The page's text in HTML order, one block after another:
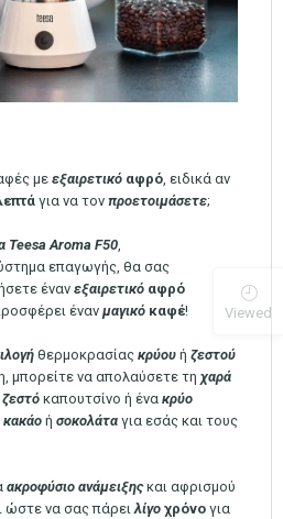
με εξαιρετικό αφρό, ειδικά αν
για να τον προετοιμάσετε;
Teesa Aroma F50,
επαγωγής, θα σας
έναν εξαιρετικό αφρό
έναν μαγικό καφέ!
θερμοκρασίας κρύου ή ζεστού
μπορείτε να απολαύσετε τη χαρά
ζεστό καπουτσίνο ή ένα κρύο
κακάο ή σοκολάτα για εσάς και τους
ακροφύσιο ανάμειξης και αφρισμού
ώστε να σας πάρει λίγο χρόνο για
Viewed